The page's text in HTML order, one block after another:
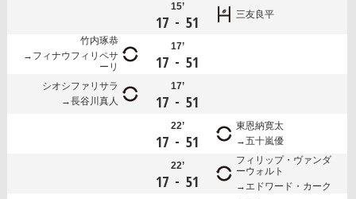
15’
17 - 51 三友良平
竹内琢恭
フィナウフィリペサ
ーリ
17’
17 - 51
シオシファリサラ
長谷川真人
17’
17 - 51
22’
17 - 51
東恩納寛太
五十嵐優
22’
17 - 51
フィリップ・ヴァンダ
ーウォルト
エドワード・カーク